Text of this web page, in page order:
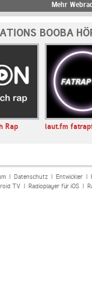
Mehr
BOOBA
Rap laut.fm
| Datenschutz| Entwickler|
TV| Radioplayer für iOS|